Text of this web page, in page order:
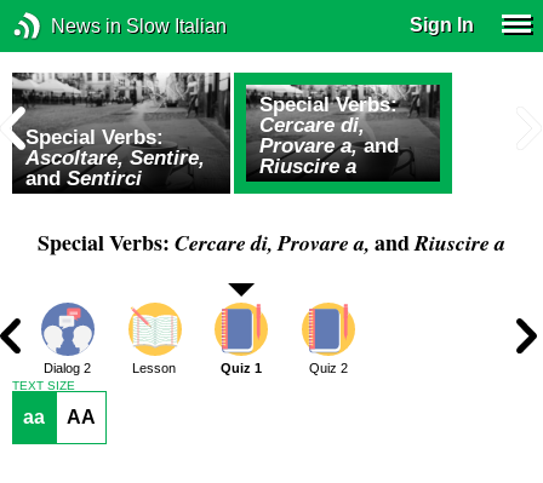
News in Slow Italian Sign In
Special Verbs:
Ascoltare, Sentire,
andSentirci
Special Verbs:
Cercare di,
Provare a,and
Riuscire a
Special Verbs: Cercare di, Provare a, andRiuscire a
Dialog 2 Lesson Quiz 1 Quiz 2
TEXT SIZE
aa AA